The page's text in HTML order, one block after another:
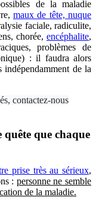
de la maladie
maux de tête, nuque
faciale, radiculite,
chorée, encéphalite,
problèmes de
: il faudra alors
indépendamment de la
contactez-nous
quête que chaque
prise très au sérieux,
: personne ne semble
de la maladie.